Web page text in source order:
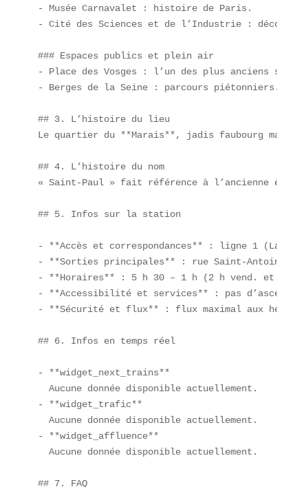
- Musée Carnavalet : histoire de Paris.
- Cité des Sciences et de l’Industrie :
### Espaces publics et plein air
- Place des Vosges : l’un des plus anciens
- Berges de la Seine : parcours piétonniers.
## 3. L’histoire du lieu
Le quartier du **Marais**, jadis faubourg
## 4. L’histoire du nom
« Saint-Paul » fait référence à l’ancienne
## 5. Infos sur la station
- **Accès et correspondances** : ligne 1 (La
- **Sorties principales** : rue Saint-Antoine,
- **Horaires** : 5 h 30 – 1 h (2 h vend. et
- **Accessibilité et services** : pas
- **Sécurité et flux** : flux maximal aux heures
## 6. Infos en temps réel
- **widget_next_trains**
  Aucune donnée disponible actuellement.
- **widget_trafic**
  Aucune donnée disponible actuellement.
- **widget_affluence**
  Aucune donnée disponible actuellement.
## 7. FAQ